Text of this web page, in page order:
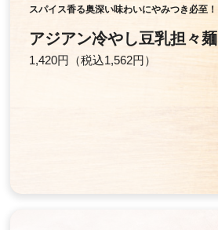
スパイス香る奥深い味わいにやみつき必至！
アジアン冷やし豆乳担々麺
1,420円（税込1,562円）